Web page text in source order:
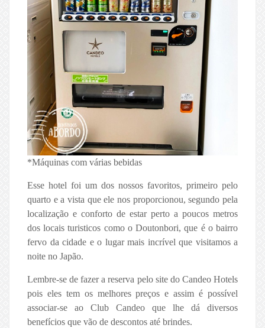
*Máquinas com várias bebidas
Esse hotel foi um dos nossos favoritos, primeiro pelo
quarto e a vista que ele nos proporcionou, segundo pela
localização e conforto de estar perto a poucos metros
dos locais turisticos como o Doutonbori, que é o bairro
fervo da cidade e o lugar mais incrível que visitamos a
noite no Japão.
Lembre-se de fazer a reserva pelo site do Candeo Hotels
pois eles tem os melhores preços e assim é possível
associar-se ao Club Candeo que lhe dá diversos
benefícios que vão de descontos até brindes.